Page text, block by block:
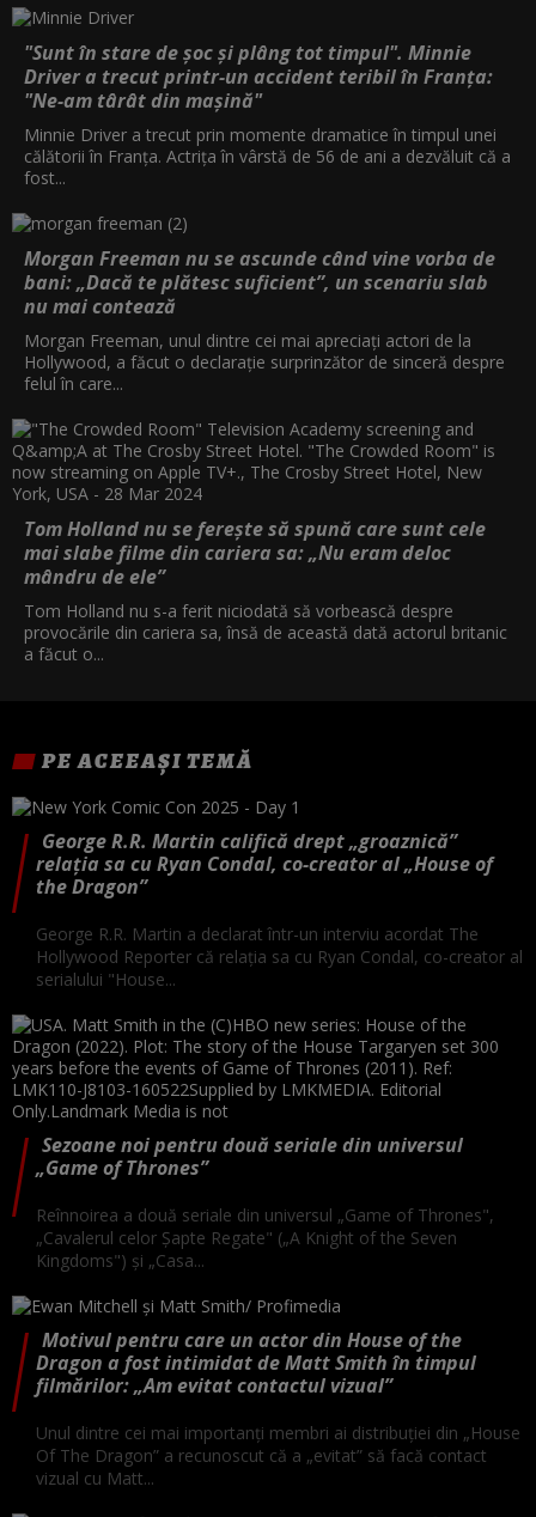
"Sunt în stare de șoc și plâng tot timpul". Minnie
Driver a trecut printr-un accident teribil în Franța:
"Ne-am târât din mașină"
Minnie Driver a trecut prin momente dramatice în timpul unei
călătorii în Franța. Actrița în vârstă de 56 de ani a dezvăluit că a
fost...
Morgan Freeman nu se ascunde când vine vorba de
bani: „Dacă te plătesc suficient”, un scenariu slab
nu mai contează
Morgan Freeman, unul dintre cei mai apreciați actori de la
Hollywood, a făcut o declarație surprinzător de sinceră despre
felul în care...
Tom Holland nu se ferește să spună care sunt cele
mai slabe filme din cariera sa: „Nu eram deloc
mândru de ele”
Tom Holland nu s-a ferit niciodată să vorbească despre
provocările din cariera sa, însă de această dată actorul britanic
a făcut o...
PE ACEEAȘI TEMĂ
George R.R. Martin califică drept „groaznică”
relaţia sa cu Ryan Condal, co-creator al „House of
the Dragon”
George R.R. Martin a declarat într-un interviu acordat The
Hollywood Reporter că relaţia sa cu Ryan Condal, co-creator al
serialului "House...
Sezoane noi pentru două seriale din universul
„Game of Thrones”
Reînnoirea a două seriale din universul „Game of Thrones",
„Cavalerul celor Şapte Regate" („A Knight of the Seven
Kingdoms") şi „Casa...
Motivul pentru care un actor din House of the
Dragon a fost intimidat de Matt Smith în timpul
filmărilor: „Am evitat contactul vizual”
Unul dintre cei mai importanți membri ai distribuției din „House
Of The Dragon” a recunoscut că a „evitat” să facă contact
vizual cu Matt...